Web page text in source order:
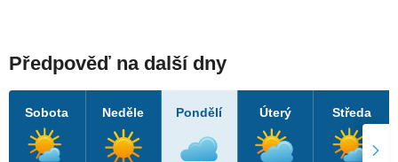
Předpověď na další dny
Sobota Neděle Pondělí Úterý Středa